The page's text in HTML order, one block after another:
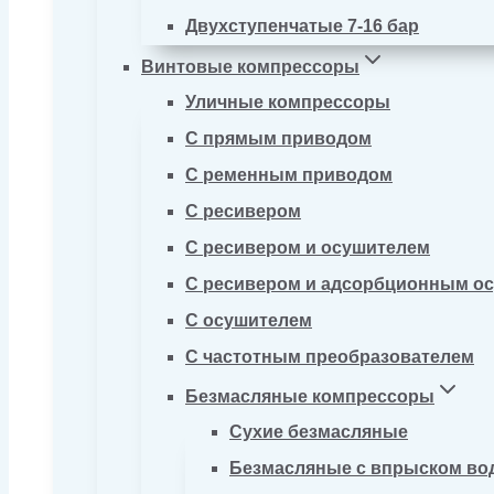
Двухступенчатые 7-16 бар
Винтовые компрессоры
Уличные компрессоры
С прямым приводом
С ременным приводом
С ресивером
С ресивером и осушителем
С ресивером и адсорбционным
С осушителем
С частотным преобразователем
Безмасляные компрессоры
Сухие безмасляные
Безмасляные с впрыском